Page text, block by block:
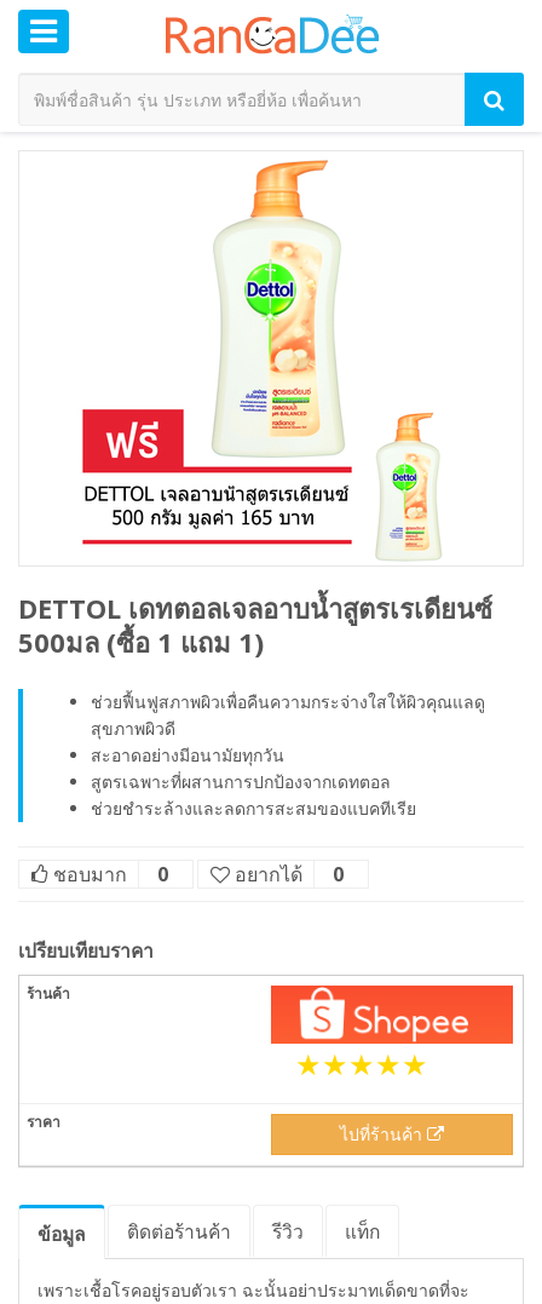
DETTOL เดทตอลเจลอาบน้ำสูตรเรเดียนซ์
500มล (ซื้อ 1 แถม 1)
ช่วยฟื้นฟูสภาพผิวเพื่อคืนความกระจ่างใสให้ผิวคุณแลดู
สุขภาพผิวดี
สะอาดอย่างมีอนามัยทุกวัน
สูตรเฉพาะที่ผสานการปกป้องจากเดทตอล
ช่วยชำระล้างและลดการสะสมของแบคทีเรีย
ชอบมาก 0 อยากได้ 0
เปรียบเทียบราคา
ไปที่ร้านค้า
ข้อมูล ติดต่อร้านค้า รีวิว แท็ก
เพราะเชื้อโรคอยู่รอบตัวเรา ฉะนั้นอย่าประมาทเด็ดขาดที่จะ